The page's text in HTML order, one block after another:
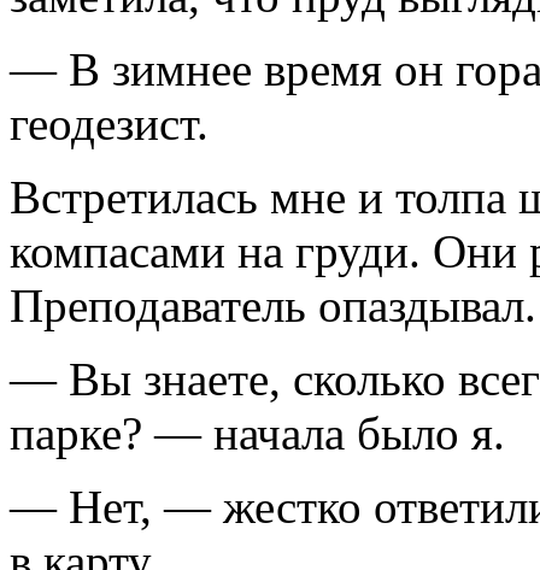
— В зимнее время он
геодезист.
Встретилась мне и толпа
компасами на груди. Они
Преподаватель опаздывал.
— Вы знаете, сколько
парке? — начала было я.
— Нет, — жестко